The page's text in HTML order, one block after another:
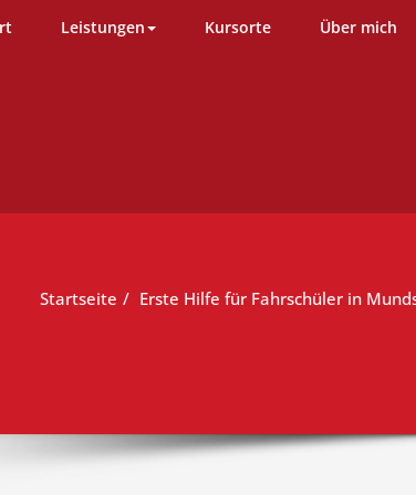
Hamburg
Leistungen Kursorte Über mich
Startseite Erste Hilfe für Fahrschüler in